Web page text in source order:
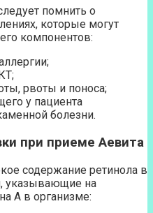
помнить о
которые могут
компонентов:
рвоты и поноса;
у пациента
болезни.
при приеме Аевита
содержание ретинола в
указывающие на
А в организме: